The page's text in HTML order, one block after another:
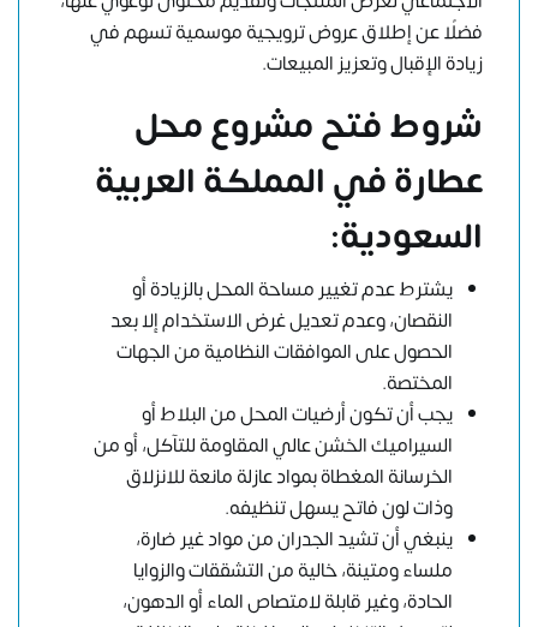
فضلًا عن إطلاق عروض ترويجية موسمية تسهم في
زيادة الإقبال وتعزيز المبيعات.
شروط فتح مشروع محل
عطارة في المملكة العربية
السعودية:
يشترط عدم تغيير مساحة المحل بالزيادة أو
النقصان، وعدم تعديل غرض الاستخدام إلا بعد
الحصول على الموافقات النظامية من الجهات
المختصة.
يجب أن تكون أرضيات المحل من البلاط أو
السيراميك الخشن عالي المقاومة للتآكل، أو من
الخرسانة المغطاة بمواد عازلة مانعة للانزلاق
وذات لون فاتح يسهل تنظيفه.
ينبغي أن تشيد الجدران من مواد غير ضارة،
ملساء ومتينة، خالية من التشققات والزوايا
الحادة، وغير قابلة لامتصاص الماء أو الدهون،